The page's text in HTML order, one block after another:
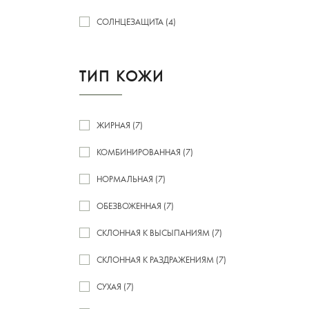
СОЛНЦЕЗАЩИТА (4)
ТИП КОЖИ
ЖИРНАЯ (7)
КОМБИНИРОВАННАЯ (7)
НОРМАЛЬНАЯ (7)
ОБЕЗВОЖЕННАЯ (7)
СКЛОННАЯ К ВЫСЫПАНИЯМ (7)
СКЛОННАЯ К РАЗДРАЖЕНИЯМ (7)
СУХАЯ (7)